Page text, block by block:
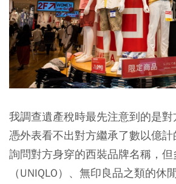
我調查遺產稅時最先注意到的是
憑外表看不出對方繼承了數以億
詢問對方身穿的西裝品牌名稱，
（UNIQLO）、無印良品之類的休